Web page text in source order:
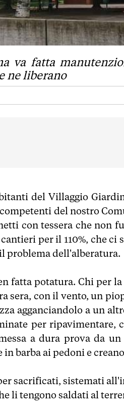
va fatta
ne liberano
del Villaggio
del nostro
con tessera che non
per il 110%, che ci
problema dell'alberatura.
fatta potatura. Chi per
sera, con il vento, un
agganciandolo a un
per ripavimentare,
a dura prova da
in barba ai pedoni e
sacrificati, sistemati
li tengono saldati al